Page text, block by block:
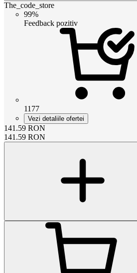
The_code_store
99%
Feedback pozitiv
1177
Vezi detaliile ofertei
141.59 RON
141.59 RON